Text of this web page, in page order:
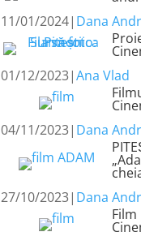
11/01/2024| Dana
01/12/2023|Ana Vlad
04/11/2023| Dana
27/10/2023| Dana